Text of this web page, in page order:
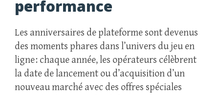
performance
Les anniversaires de plateforme sont devenus
des moments phares dans l’univers du jeu en
ligne : chaque année, les opérateurs célèbrent
la date de lancement ou d’acquisition d’un
nouveau marché avec des offres spéciales